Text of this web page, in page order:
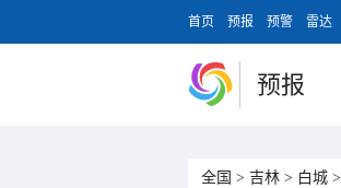
首页 预报 预警 雷达
预报
全国 > 吉林 > 白城 >